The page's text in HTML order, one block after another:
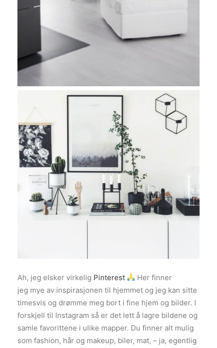
Ah, jeg elsker virkelig Pinterest
Her finner
jeg mye av inspirasjonen til hjemmet og jeg kan sitte
timesvis og drømme meg bort i fine hjem og bilder. I
forskjell til Instagram så er det lett å lagre bildene og
samle favorittene i ulike mapper. Du finner alt mulig
som fashion, hår og makeup, biler, mat, – ja, egentlig